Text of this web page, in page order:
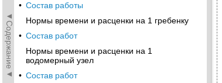
◄Содержание◄
• Состав работы
Нормы времени и расценки на 1 гребенку
• Состав работ
Нормы времени и расценки на 1
водомерный узел
• Состав работ